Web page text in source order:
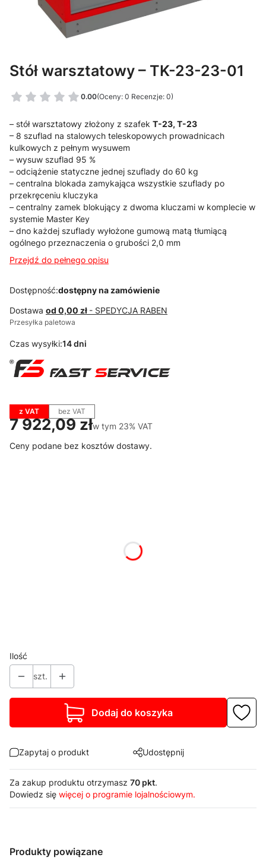
Stół warsztatowy – TK-23-23-01
0.00(Oceny: 0 Recenzje: 0)
– stół warsztatowy złożony z szafek T-23, T-23
– 8 szuflad na stalowych teleskopowych prowadnicach
kulkowych z pełnym wysuwem
– wysuw szuflad 95 %
– odciążenie statyczne jednej szuflady do 60 kg
– centralna blokada zamykająca wszystkie szuflady po
przekręceniu kluczyka
– centralny zamek blokujący z dwoma kluczami w komplecie w
systemie Master Key
– dno każdej szuflady wyłożone gumową matą tłumiącą
ogólnego przeznaczenia o grubości 2,0 mm
Przejdź do pełnego opisu
Dostępność:dostępny na zamówienie
Dostawa od 0,00 zł - SPEDYCJA RABEN
Przesyłka paletowa
Czas wysyłki:14 dni
z VAT bez VAT
Cena
7 922,09 złw tym 23% VAT
w tym 23% VAT
Ceny podane bez kosztów dostawy.
Ilość
szt.
Dodaj do koszyka
Zapytaj o produkt Udostępnij
Za zakup produktu otrzymasz 70 pkt.
Dowiedz się więcej o programie lojalnościowym.
Produkty powiązane